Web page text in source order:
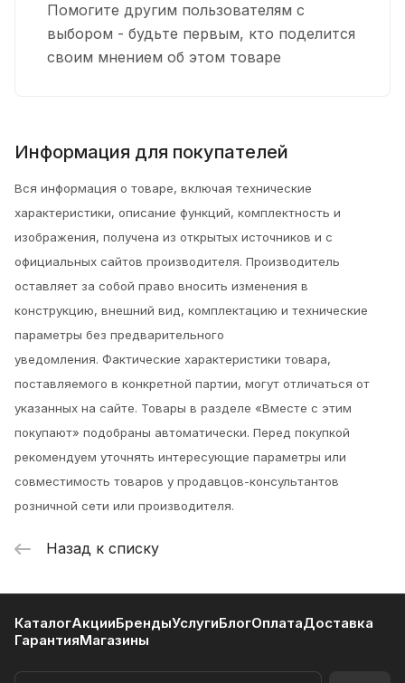
Помогите другим пользователям с
выбором - будьте первым, кто поделится
своим мнением об этом товаре
Информация для покупателей
Вся информация о товаре, включая технические
характеристики, описание функций, комплектность и
изображения, получена из открытых источников и с
официальных сайтов производителя. Производитель
оставляет за собой право вносить изменения в
конструкцию, внешний вид, комплектацию и технические
параметры без предварительного
уведомления. Фактические характеристики товара,
поставляемого в конкретной партии, могут отличаться от
указанных на сайте. Товары в разделе «Вместе с этим
покупают» подобраны автоматически. Перед покупкой
рекомендуем уточнять интересующие параметры или
совместимость товаров у продавцов-консультантов
розничной сети или производителя.
Назад к списку
КаталогАкцииБрендыУслугиБлогОплатаДоставка
ГарантияМагазины